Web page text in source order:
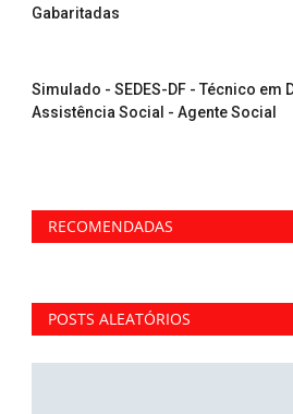
Gabaritadas
Simulado - SEDES-DF - Técnico em
Assistência Social - Agente Social
RECOMENDADAS
POSTS ALEATÓRIOS